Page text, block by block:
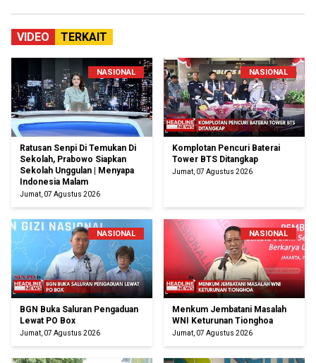
VIDEO TERKAIT
NASIONAL
Ratusan Senpi Di Temukan Di
Sekolah, Prabowo Siapkan
Sekolah Unggulan | Menyapa
Indonesia Malam
Jumat, 07 Agustus 2026
NASIONAL
Komplotan Pencuri Baterai
Tower BTS Ditangkap
Jumat, 07 Agustus 2026
NASIONAL
BGN Buka Saluran Pengaduan
Lewat PO Box
Jumat, 07 Agustus 2026
NASIONAL
Menkum Jembatani Masalah
WNI Keturunan Tionghoa
Jumat, 07 Agustus 2026